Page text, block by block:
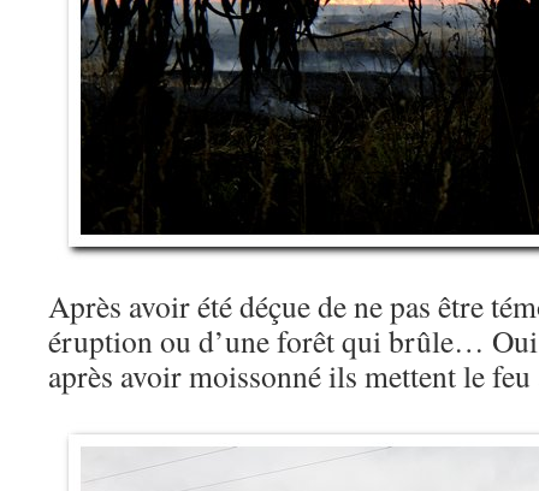
Après avoir été déçue de ne pas être
éruption ou d’une forêt qui brûle…
après avoir moissonné ils mettent le